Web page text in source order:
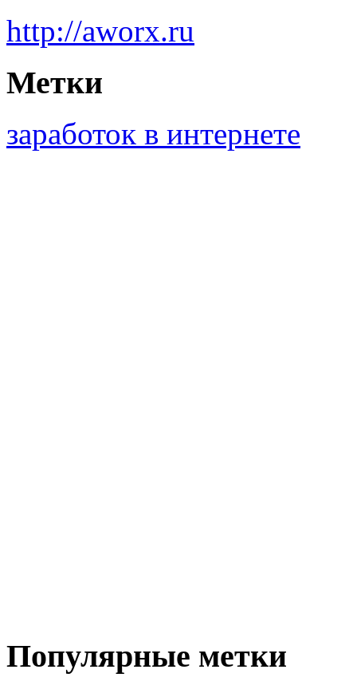
http://aworx.ru
Метки
заработок в интернете
Популярные метки